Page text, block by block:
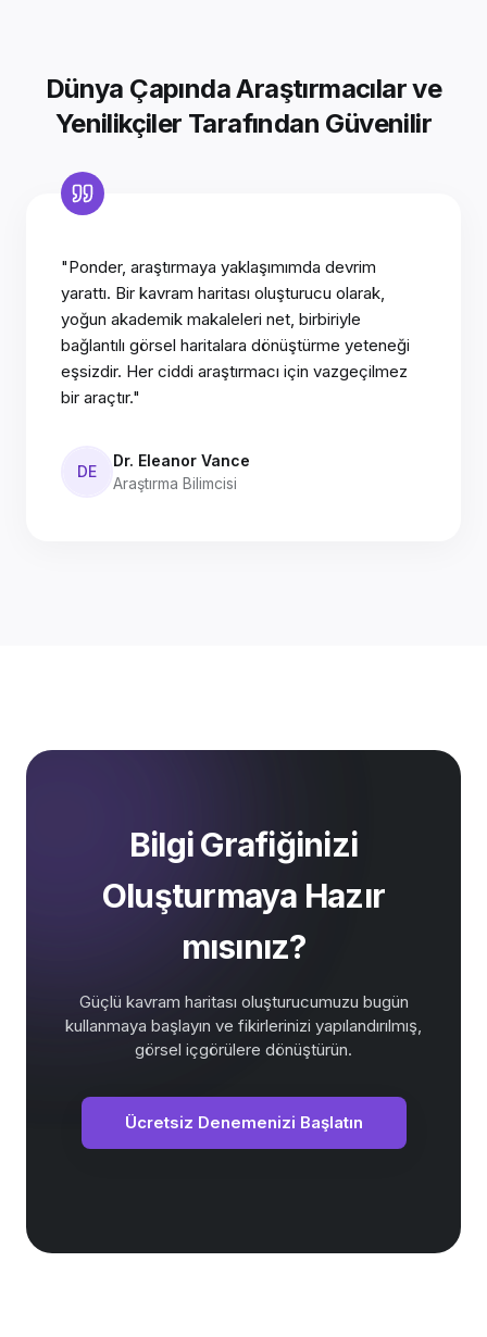
Dünya Çapında Araştırmacılar ve
Yenilikçiler Tarafından Güvenilir
"Ponder, araştırmaya yaklaşımımda devrim
yarattı. Bir kavram haritası oluşturucu olarak,
yoğun akademik makaleleri net, birbiriyle
bağlantılı görsel haritalara dönüştürme yeteneği
eşsizdir. Her ciddi araştırmacı için vazgeçilmez
bir araçtır."
DE
Dr. Eleanor Vance
Araştırma Bilimcisi
Bilgi Grafiğinizi
Oluşturmaya Hazır
mısınız?
Güçlü kavram haritası oluşturucumuzu bugün
kullanmaya başlayın ve fikirlerinizi yapılandırılmış,
görsel içgörülere dönüştürün.
Ücretsiz Denemenizi Başlatın